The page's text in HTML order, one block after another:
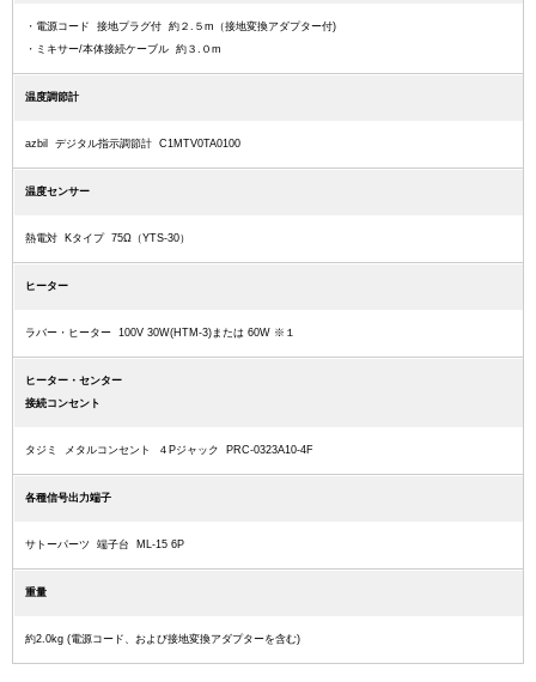
・電源コード 接地プラグ付 約２.５m（接地変換アダプター付)
・ミキサー/本体接続ケーブル 約３.０m
温度調節計
azbil デジタル指示調節計 C1MTV0TA0100
温度センサー
熱電対 Kタイプ 75Ω（YTS-30）
ヒーター
ラバー・ヒーター 100V 30W(HTM-3)または 60W ※１
ヒーター・センター
接続コンセント
タジミ メタルコンセント ４Pジャック PRC-0323A10-4F
各種信号出力端子
サトーパーツ 端子台 ML-15 6P
重量
約2.0kg (電源コード、および接地変換アダプターを含む)